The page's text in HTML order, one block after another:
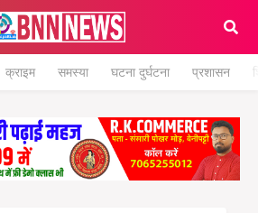
क्राइम समस्या घटना दुर्घटना प्रशासन